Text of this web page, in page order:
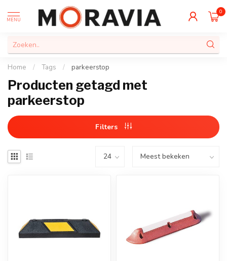
MENU
0
Home / Tags / parkeerstop
Producten getagd met
parkeerstop
Filters